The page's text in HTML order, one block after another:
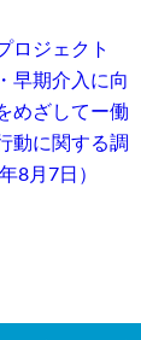
ロジェクト
早期介入に向
めざしてー働
動に関する調
8月7日）